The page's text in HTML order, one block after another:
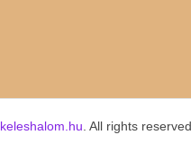
keleshalom.hu . All rights